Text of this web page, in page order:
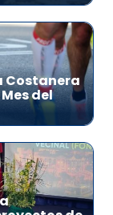
Costanera
del